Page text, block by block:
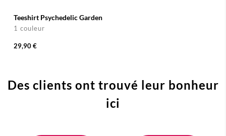
Teeshirt Psychedelic Garden
1 couleur
29,90 €
Des clients ont trouvé leur bonheur
ici